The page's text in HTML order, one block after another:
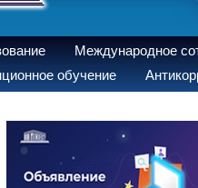
Международное
обучение